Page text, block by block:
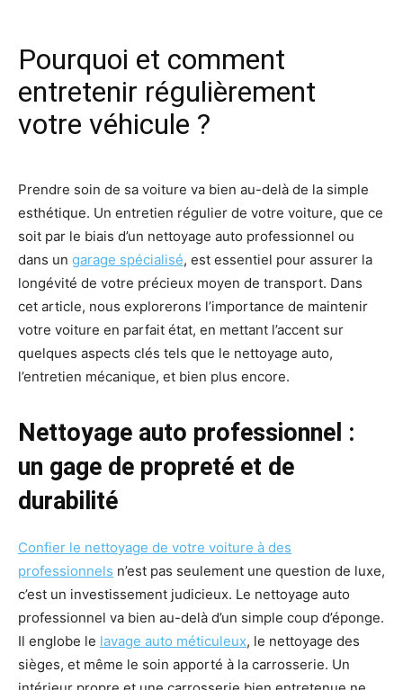
Pourquoi et comment
entretenir régulièrement
votre véhicule ?
Prendre soin de sa voiture va bien au-delà de la simple
esthétique. Un entretien régulier de votre voiture, que ce
soit par le biais d’un nettoyage auto professionnel ou
dans un garage spécialisé, est essentiel pour assurer la
longévité de votre précieux moyen de transport. Dans
cet article, nous explorerons l’importance de maintenir
votre voiture en parfait état, en mettant l’accent sur
quelques aspects clés tels que le nettoyage auto,
l’entretien mécanique, et bien plus encore.
Nettoyage auto professionnel :
un gage de propreté et de
durabilité
Confier le nettoyage de votre voiture à des
professionnels n’est pas seulement une question de luxe,
c’est un investissement judicieux. Le nettoyage auto
professionnel va bien au-delà d’un simple coup d’éponge.
Il englobe le lavage auto méticuleux, le nettoyage des
sièges, et même le soin apporté à la carrosserie. Un